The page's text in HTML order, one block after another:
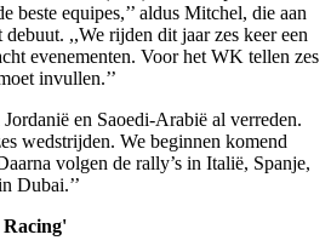
beste equipes,’’ aldus Mitchel, die aan
,,We rijden dit jaar zes keer een
evenementen. Voor het WK tellen zes
invullen.’’
en Saoedi-Arabië al verreden.
wedstrijden. We beginnen komend
volgen de rally’s in Italië, Spanje,
Dubai.’’
Racing'